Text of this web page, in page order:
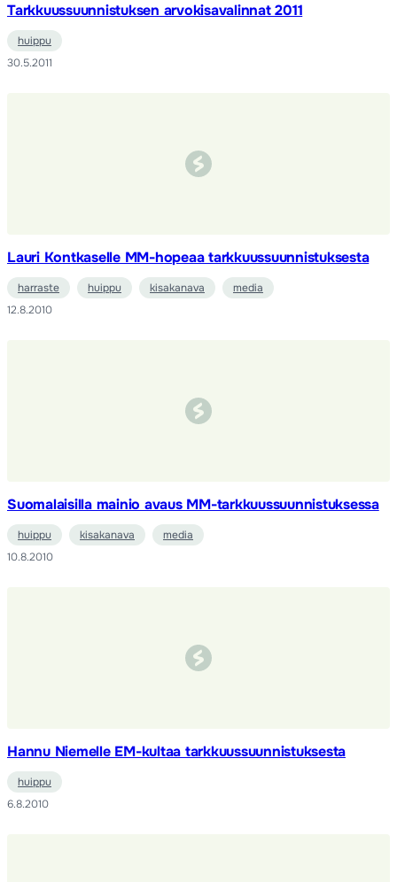
Tarkkuussuunnistuksen arvokisavalinnat 2011
huippu
30.5.2011
Lauri Kontkaselle MM-hopeaa tarkkuussuunnistuksesta
harraste huippu kisakanava
media
12.8.2010
Suomalaisilla mainio avaus MM-tarkkuussuunnistuksessa
huippu kisakanava
media
10.8.2010
Hannu Niemelle EM-kultaa tarkkuussuunnistuksesta
huippu
6.8.2010